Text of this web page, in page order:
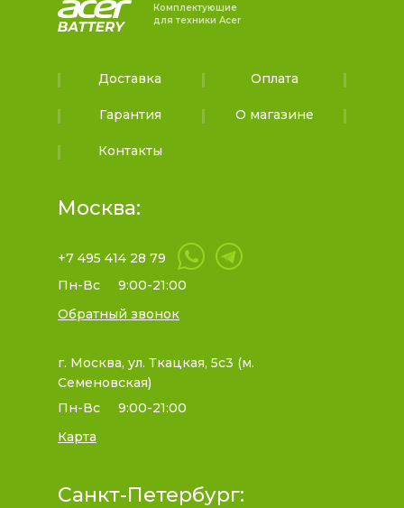
Комплектующие
для техники Acer
Доставка Оплата
Гарантия О магазине
Контакты
Москва:
+7 495 414 28 79
Пн-Вс
9:00-21:00
Обратный звонок
г. Москва, ул. Ткацкая, 5с3 (м.
Семеновская)
Пн-Вс
9:00-21:00
Карта
Санкт-Петербург: